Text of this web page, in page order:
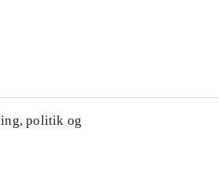
politik og